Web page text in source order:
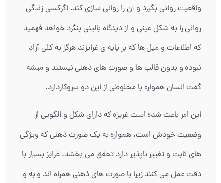
واقعیت روانی بگیرد و آن را روانی سازی کند. اگرکسی زندگی
روانی را به شکل عینی و از دیدگاه بالینی بنگرد خواهد فهمید
که اطلاعات و میل ها که بر پایه ی غرایزند هرگز به کلی آزاد
نبوده و بدون قالب ها و صورت های ذهنی نیستند و میشه
گفت انسان همواره با مخلوطی از این دو سروکاردارد.
این امر باعث شده است غریزه که دارای شکل و الگویی از
وضعیت خودش است، همواره به یک صورت ذهنی که ویژگی
های ثابت و تغییر ناپذیر دارد تحقق می بخشد. غرایز بسیار با
دقت عمل می کنند زیرا با صورت های ذهنی همراه اند و به و